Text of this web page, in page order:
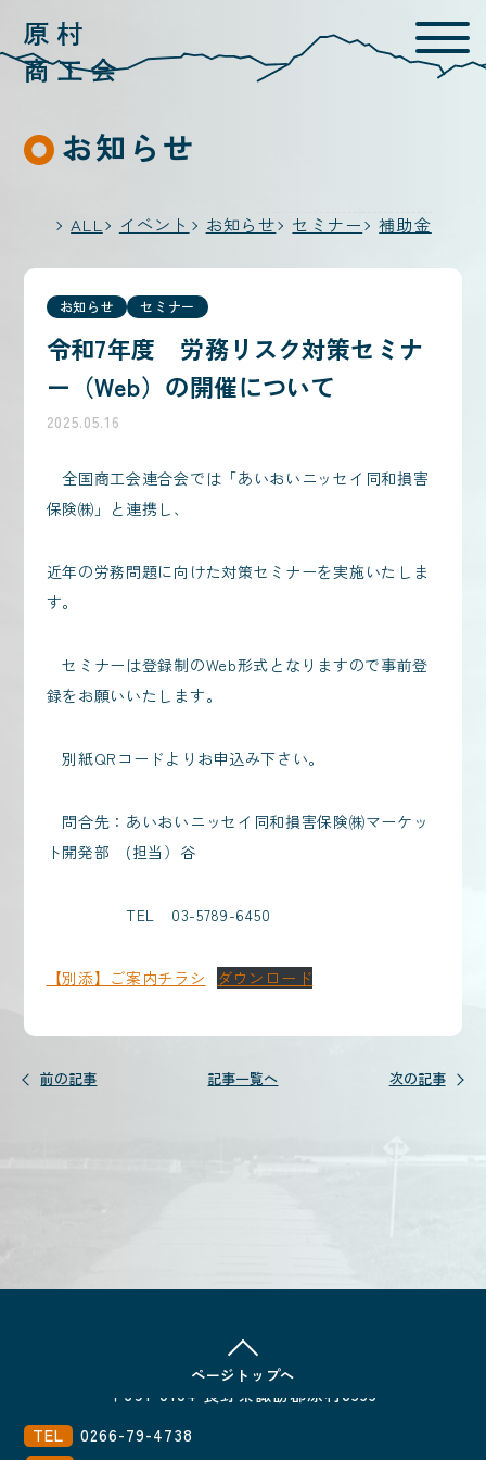
お知らせ
ALL イベント お知らせ セミナー 補助金
お知らせ セミナー
令和7年度 労務リスク対策セミナ
ー（Web）の開催について
2025.05.16
全国商工会連合会では「あいおいニッセイ同和損害
保険㈱」と連携し、
近年の労務問題に向けた対策セミナーを実施いたしま
す。
セミナーは登録制のWeb形式となりますので事前登
録をお願いいたします。
別紙QRコードよりお申込み下さい。
問合先：あいおいニッセイ同和損害保険㈱マーケッ
ト開発部 (担当）谷
TEL 03-5789-6450
【別添】ご案内チラシ ダウンロード
前の記事 記事一覧へ 次の記事
ページ トップへ
原村商工会
〒391-0104 長野県諏訪郡原村6555
TEL
0266-79-4738